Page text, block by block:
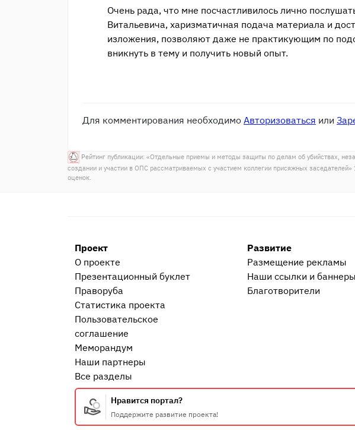
Очень рада, что мне посчастливилось лично
Витальевича, харизматичная подача материала и
изложения, позволяют даже не практикующим по
вникнуть в тему и получить новый опыт.
Для комментирования необходимо Авторизоваться или
Рейтинг публикации: «Отдельные приемы и методы защиты по делам об убийствах,
создании и участии в ОПС рассматриваемых с участием коллегии присяжных заседателей»
оценок.
Проект
О проекте
Презентационный букл​ет
Праворуба
Статистика проекта
Пользовательское
соглашение
Меморандум
Наши партнеры
Все разделы
Развитие
Размещение рекламы
Наши ссылки и баннеры
Благотворители
Нравится портал?
Поддержите развитие проекта!